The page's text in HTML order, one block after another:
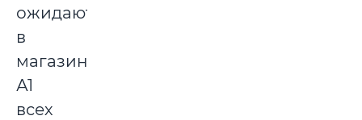
ожидают
в
магазинах
А1
всех